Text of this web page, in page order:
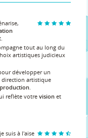
tout au long du
artistiques judicieux
développer un
direction artistique
.
reflète votre visionet
suis à l'aise